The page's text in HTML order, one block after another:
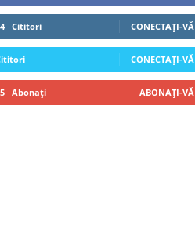
Cititori CONECTAȚI-VĂ
CONECTAȚI-VĂ
Abonați ABONAȚI-VĂ